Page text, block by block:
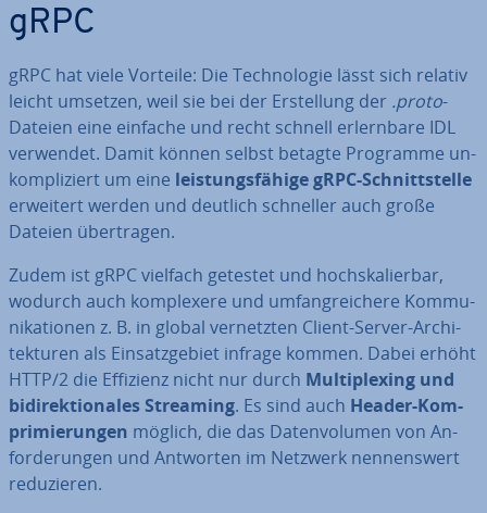
gRPC
gRPC hat viele Vorteile: Die Tech­no­lo­gie lässt sich relativ
leicht umsetzen, weil sie bei der Er­stel­lung der .proto-
Dateien eine einfache und recht schnell er­lern­ba­re IDL
verwendet. Damit können selbst betagte Programme un­
kom­pli­ziert um eine leis­tungs­fä­hi­ge gRPC-Schnitt­stel­le
erweitert werden und deutlich schneller auch große
Dateien über­tra­gen.
Zudem ist gRPC vielfach getestet und hoch­ska­lier­bar,
wodurch auch kom­ple­xe­re und um­fang­rei­che­re Kom­mu­
ni­ka­tio­nen z. B. in global ver­netz­ten Client-Server-Ar­chi­
tek­tu­ren als Ein­satz­ge­biet infrage kommen. Dabei erhöht
HTTP/2 die Effizienz nicht nur durch Mul­ti­plex­ing und
bi­di­rek­tio­na­les Streaming. Es sind auch Header-Kom­
pri­mie­run­gen möglich, die das Da­ten­vo­lu­men von An­
for­de­run­gen und Antworten im Netzwerk nen­nens­wert
re­du­zie­ren.